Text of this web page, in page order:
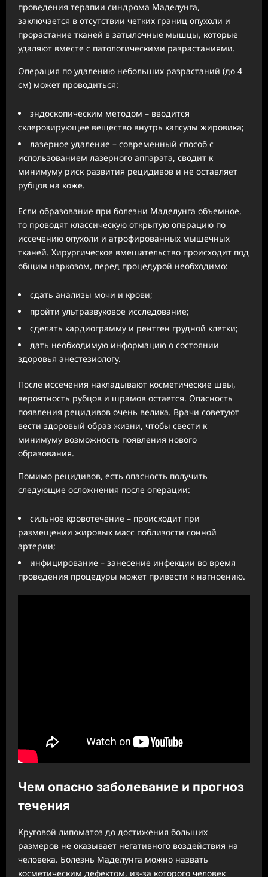
проведения терапии синдрома Маделунга,
заключается в отсутствии четких границ опухоли и
прорастание тканей в затылочные мышцы, которые
удаляют вместе с патологическими разрастаниями.
Операция по удалению небольших разрастаний (до 4
см) может проводиться:
эндоскопическим методом – вводится
склерозирующее вещество внутрь капсулы жировика;
лазерное удаление – современный способ с
использованием лазерного аппарата, сводит к
минимуму риск развития рецидивов и не оставляет
рубцов на коже.
Если образование при болезни Маделунга объемное,
то проводят классическую открытую операцию по
иссечению опухоли и атрофированных мышечных
тканей. Хирургическое вмешательство происходит под
общим наркозом, перед процедурой необходимо:
сдать анализы мочи и крови;
пройти ультразвуковое исследование;
сделать кардиограмму и рентген грудной клетки;
дать необходимую информацию о состоянии
здоровья анестезиологу.
После иссечения накладывают косметические швы,
вероятность рубцов и шрамов остается. Опасность
появления рецидивов очень велика. Врачи советуют
вести здоровый образ жизни, чтобы свести к
минимуму возможность появления нового
образования.
Помимо рецидивов, есть опасность получить
следующие осложнения после операции:
сильное кровотечение – происходит при
размещении жировых масс поблизости сонной
артерии;
инфицирование – занесение инфекции во время
проведения процедуры может привести к нагноению.
Чем опасно заболевание и прогноз
течения
Круговой липоматоз до достижения больших
размеров не оказывает негативного воздействия на
человека. Болезнь Маделунга можно назвать
косметическим дефектом, из-за которого человек